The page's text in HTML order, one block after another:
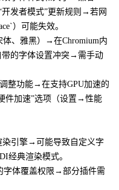
发者模式”更新规则→若网
）可能失效。
体、雅黑）→在Chromium内
的字体设置冲突→需手动
整功能→在支持GPU加速的
件加速”选项（设置→性能
染引擎→可能导致自定义字
经典渲染模式。
字体覆盖权限→部分插件需